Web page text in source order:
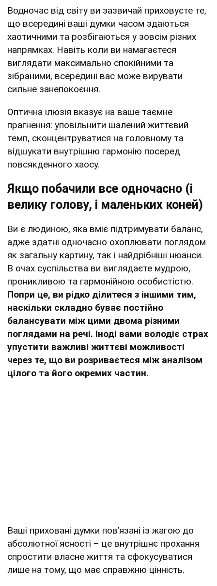
Водночас від світу ви зазвичай приховуєте те,
що всередині ваші думки часом здаються
хаотичними та розбігаються у зовсім різних
напрямках. Навіть коли ви намагаєтеся
виглядати максимально спокійними та
зібраними, всередині вас може вирувати
сильне занепокоєння.
Оптична ілюзія вказує на ваше таємне
прагнення: уповільнити шалений життєвий
темп, сконцентруватися на головному та
відшукати внутрішню гармонію посеред
повсякденного хаосу.
Якщо побачили все одночасно (і
велику голову, і маленьких коней)
Ви є людиною, яка вміє підтримувати баланс,
адже здатні одночасно охоплювати поглядом
як загальну картину, так і найдрібніші нюанси.
В очах суспільства ви виглядаєте мудрою,
проникливою та гармонійною особистістю.
Попри це, ви рідко ділитеся з іншими тим,
наскільки складно буває постійно
балансувати між цими двома різними
поглядами на речі. Іноді вами володіє страх
упустити важливі життєві можливості
через те, що ви розриваєтеся між аналізом
цілого та його окремих частин.
Ваші приховані думки пов’язані із жагою до
абсолютної ясності – це внутрішнє прохання
спростити власне життя та сфокусуватися
лише на тому, що має справжню цінність.